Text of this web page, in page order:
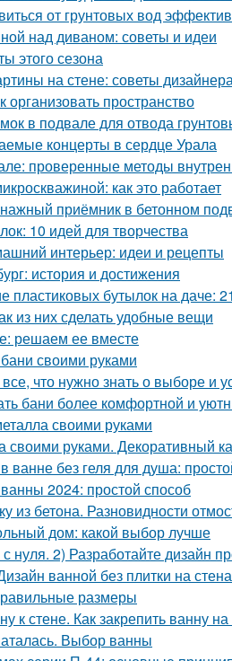
от грунтовых вод
над диваном: советы и идеи
этого сезона
на стене: советы
пространство
в подвале для отвода
концерты в сердце Урала
проверенные методы
как это работает
приёмник в бетонном
10 идей для творчества
интерьер: идеи и рецепты
история и достижения
пластиковых бутылок на даче:
из них сделать удобные вещи
решаем ее вместе
своими руками
что нужно знать о выборе и
бани более комфортной и
своими руками
своими руками. Декоративный
ванне без геля для душа:
2024: простой способ
из бетона. Разновидности
дом: какой выбор лучше
нуля. 2) Разработайте дизайн
ванной без плитки на
размеры
к стене. Как закрепить ванну
Выбор ванны